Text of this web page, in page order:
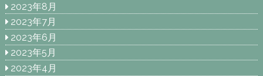
2023年8月
2023年7月
2023年6月
2023年5月
2023年4月